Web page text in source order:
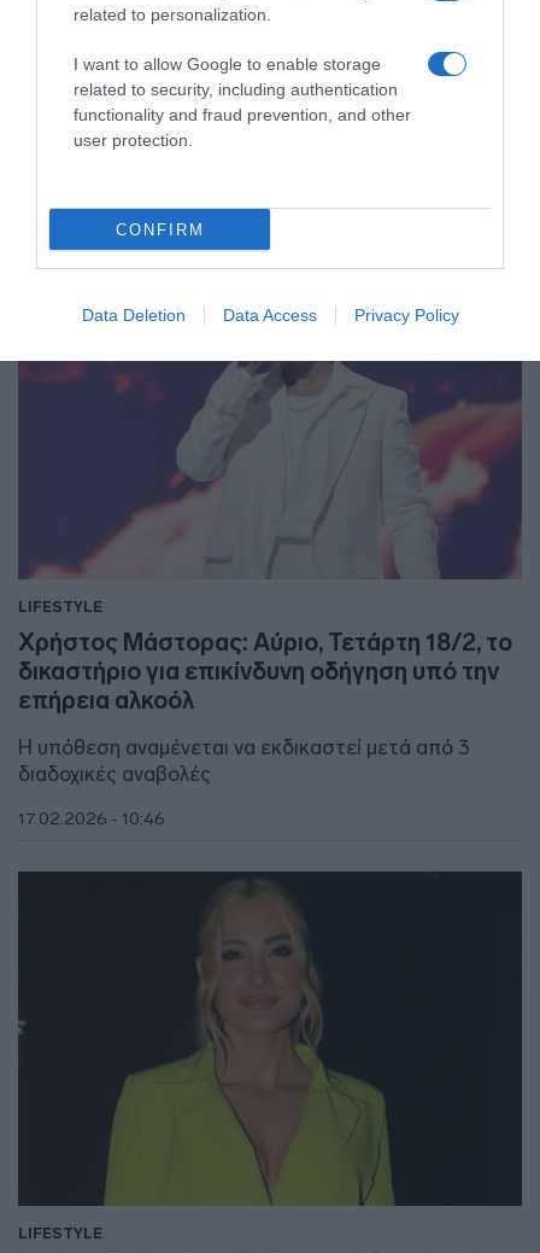
related to personalization.
I want to allow Google to enable storage
related to security, including authentication
functionality and fraud prevention, and other
user protection.
CONFIRM
Data Deletion Data Access Privacy Policy
Χρήστος Μάστορας: Οι πρώτες δηλώσεις
να αναλάβω τις ευθύνες μου»
Ο τραγουδιστής κατηγορείται για επικίνδυνη οδήγηση
υπό την επήρεια αλκοόλ
LIFESTYLE
Χρήστος Μάστορας: Αύριο, Τετάρτη 18/2, το
δικαστήριο για επικίνδυνη οδήγηση υπό την
επήρεια αλκοόλ
Η υπόθεση αναμένεται να εκδικαστεί μετά από 3
διαδοχικές αναβολές
17.02.2026 - 10:46
LIFESTYLE